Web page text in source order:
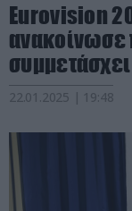
Eurovision
22.01.2025 | 19:48